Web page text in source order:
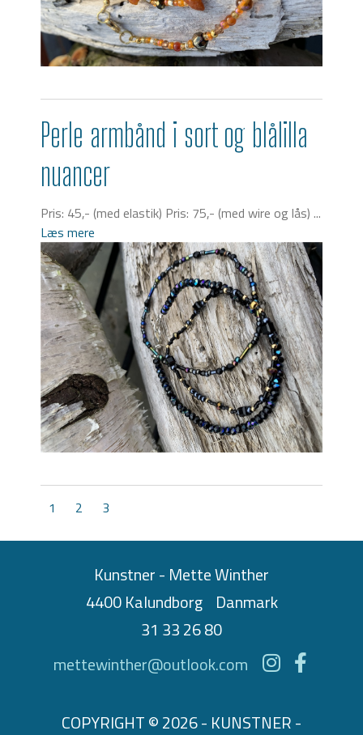
Perle armbånd i sort og blålilla
nuancer
Pris: 45,- (med elastik) Pris: 75,- (med wire og lås) ...
Læs mere
1 2 3
Kunstner - Mette Winther
4400 Kalundborg Danmark
31 33 26 80
mettewinther@outlook.com
COPYRIGHT © 2026 - KUNSTNER -